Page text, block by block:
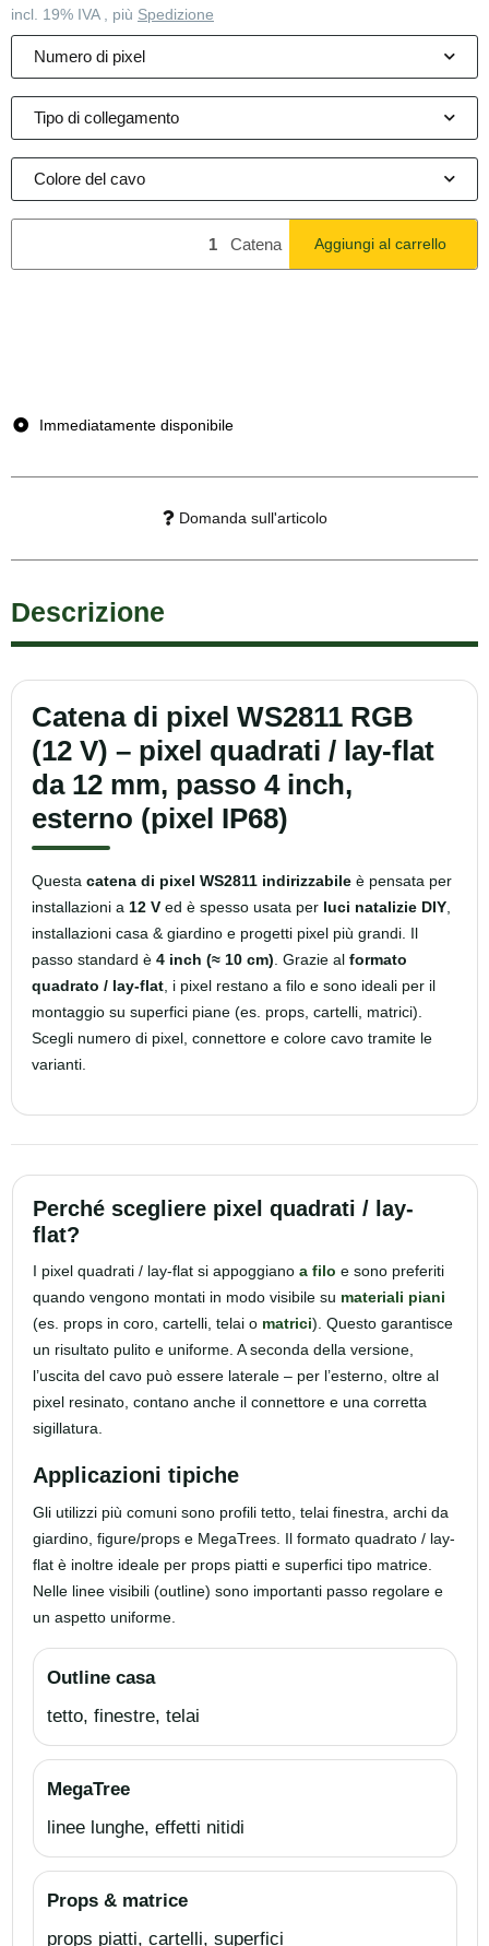
incl. 19% IVA , più Spedizione
Numero di pixel
Tipo di collegamento
Colore del cavo
Catena Aggiungi al carrello
Immediatamente disponibile
Domanda sull'articolo
Descrizione
Catena di pixel WS2811 RGB
(12 V) – pixel quadrati / lay-flat
da 12 mm, passo 4 inch,
esterno (pixel IP68)
Questa catena di pixel WS2811 indirizzabile è pensata per
installazioni a 12 V ed è spesso usata per luci natalizie DIY,
installazioni casa & giardino e progetti pixel più grandi. Il
passo standard è 4 inch (≈ 10 cm). Grazie al formato
quadrato / lay-flat, i pixel restano a filo e sono ideali per il
montaggio su superfici piane (es. props, cartelli, matrici).
Scegli numero di pixel, connettore e colore cavo tramite le
varianti.
Perché scegliere pixel quadrati / lay-
flat?
I pixel quadrati / lay-flat si appoggiano a filo e sono preferiti
quando vengono montati in modo visibile su materiali piani
(es. props in coro, cartelli, telai o matrici). Questo garantisce
un risultato pulito e uniforme. A seconda della versione,
l’uscita del cavo può essere laterale – per l’esterno, oltre al
pixel resinato, contano anche il connettore e una corretta
sigillatura.
Applicazioni tipiche
Gli utilizzi più comuni sono profili tetto, telai finestra, archi da
giardino, figure/props e MegaTrees. Il formato quadrato / lay-
flat è inoltre ideale per props piatti e superfici tipo matrice.
Nelle linee visibili (outline) sono importanti passo regolare e
un aspetto uniforme.
Outline casa
tetto, finestre, telai
MegaTree
linee lunghe, effetti nitidi
Props & matrice
props piatti, cartelli, superfici